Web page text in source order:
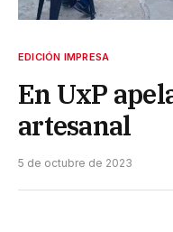
EDICIÓN IMPRESA
En UxP
artesanal
5 de octubre de 2023